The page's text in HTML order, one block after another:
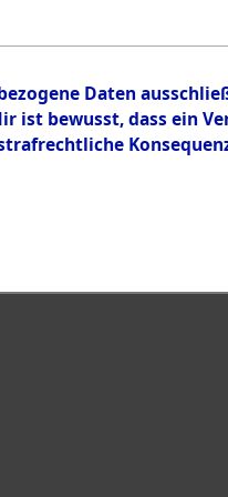
Daten
bewusst, dass ein